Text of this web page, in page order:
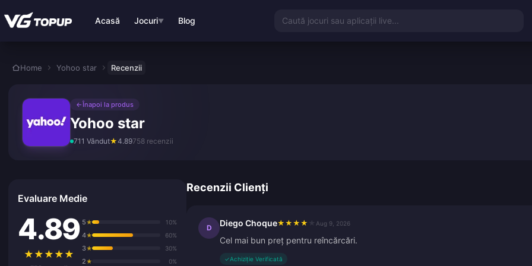
Acasă Jocuri▼ Blog Caută jocuri sau aplicații live...
Home Yohoo star Recenzii
← Înapoi la produs
Yohoo star
711 Vândut★4.89758 recenzii
Evaluare Medie
4.89
★ ★ ★ ★ ★
5★ 10%
4★ 60%
3★ 30%
2★ 0%
Recenzii Clienți
D Diego Choque★ ★ ★ ★ Aug 9, 2026
Cel mai bun preț pentru reîncărcări.
✓Achiziție Verificată